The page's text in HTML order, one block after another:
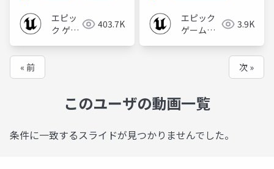
エピッ
ク ゲー
403.7K
エピック
ゲームズ
3.9K
« 前 次 »
このユーザの動画一覧
条件に一致するスライドが見つかりませんでした。